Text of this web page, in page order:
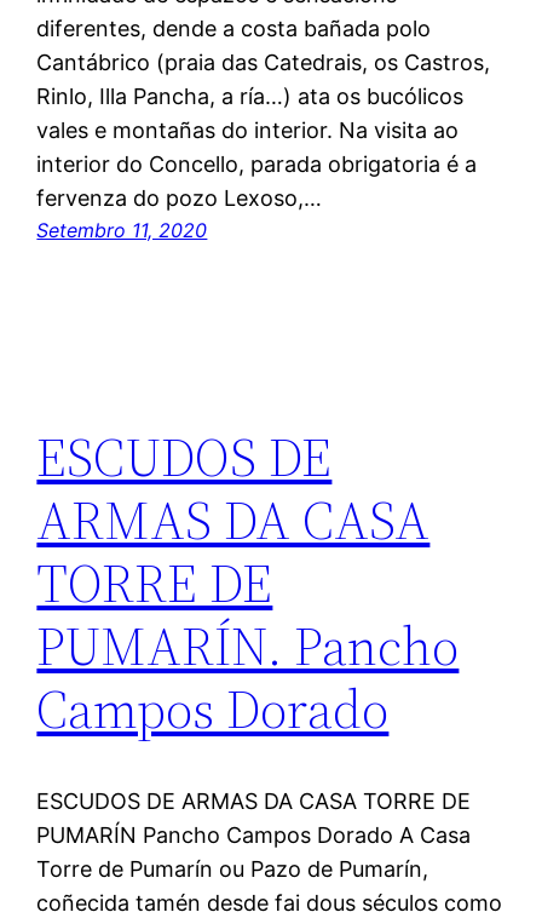
diferentes, dende a costa bañada polo
Cantábrico (praia das Catedrais, os Castros,
Rinlo, Illa Pancha, a ría…) ata os bucólicos
vales e montañas do interior. Na visita ao
interior do Concello, parada obrigatoria é a
fervenza do pozo Lexoso,…
Setembro 11, 2020
ESCUDOS DE
ARMAS DA CASA
TORRE DE
PUMARÍN. Pancho
Campos Dorado
ESCUDOS DE ARMAS DA CASA TORRE DE
PUMARÍN Pancho Campos Dorado A Casa
Torre de Pumarín ou Pazo de Pumarín,
coñecida tamén desde fai dous séculos como